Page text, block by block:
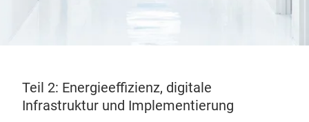
Teil 2: Energieeffizienz, digitale
Infrastruktur und Implementierung